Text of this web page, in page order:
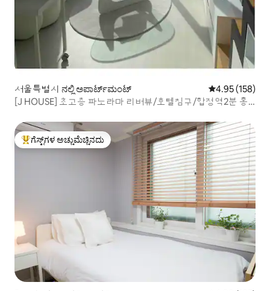
서울특별시 ನಲ್ಲಿ ಅಪಾರ್ಟ್‌ಮಂಟ್ 5 ರಲ್ಲಿ 4.95
4.95 (158)
[J HOUSE] 초고층 파노라마 리버뷰/호텔침구/합정역2분 홍
ಗೆಸ್ಟ್‌ಗಳಿಗೆ ಅತಿ ಹೆಚ್ಚು ಅಚ್ಚುಮೆಚ್ಚಿನದು
ಗೆಸ್ಟ್‌ಗಳ ಅಚ್ಚುಮೆಚ್ಚಿನದು